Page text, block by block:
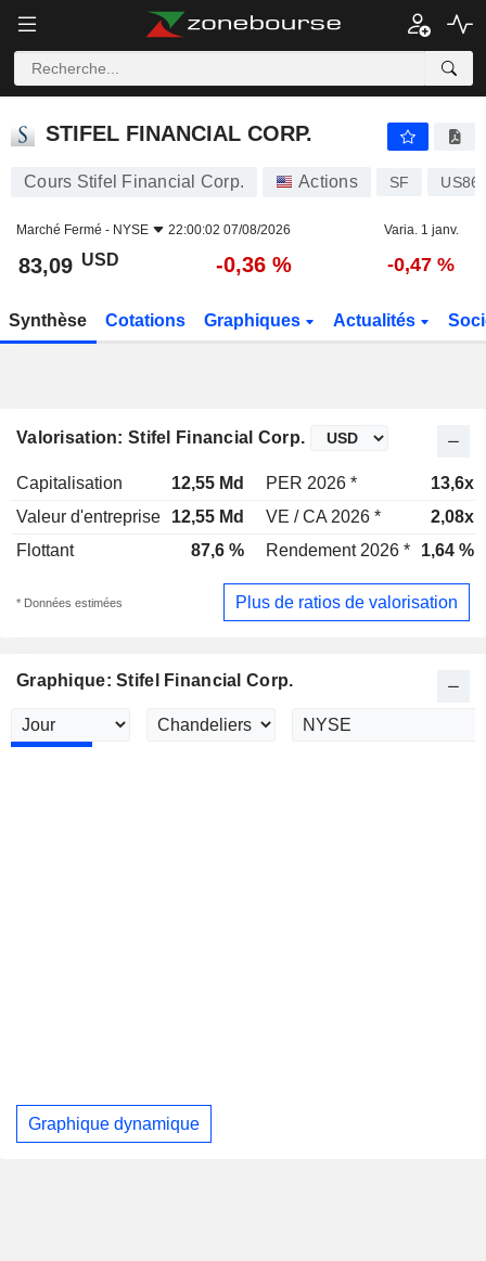
STIFEL FINANCIAL CORP.
STIFEL FINANCIAL CORP.
Cours Stifel Financial Corp. Actions SF
Marché Fermé - NYSE 22:00:02 07/08/2026 Varia. 1 janv.
83,09 USD -0,36 % -0,47 %
Synthèse Cotations Graphiques Actualités
Valorisation: Stifel Financial Corp.
Capitalisation 12,55 Md PER 2026 *
13,6x
Valeur d'entreprise
12,55 Md VE / CA 2026 *
2,08x
Flottant
87,6 % Rendement 2026 * 1,64 %
* Données estimées Plus de ratios de valorisation
Graphique: Stifel Financial Corp.
Graphique dynamique